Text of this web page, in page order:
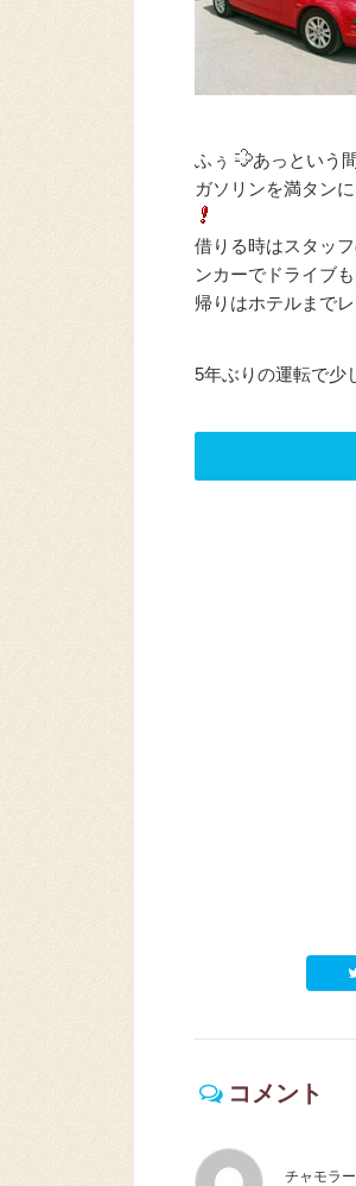
ふぅ
あっという
ガソリンを満タン
借りる時はスタッ
ンカーでドライブ
帰りはホテルまで
5年ぶりの運転で少
コメント
チャモラー